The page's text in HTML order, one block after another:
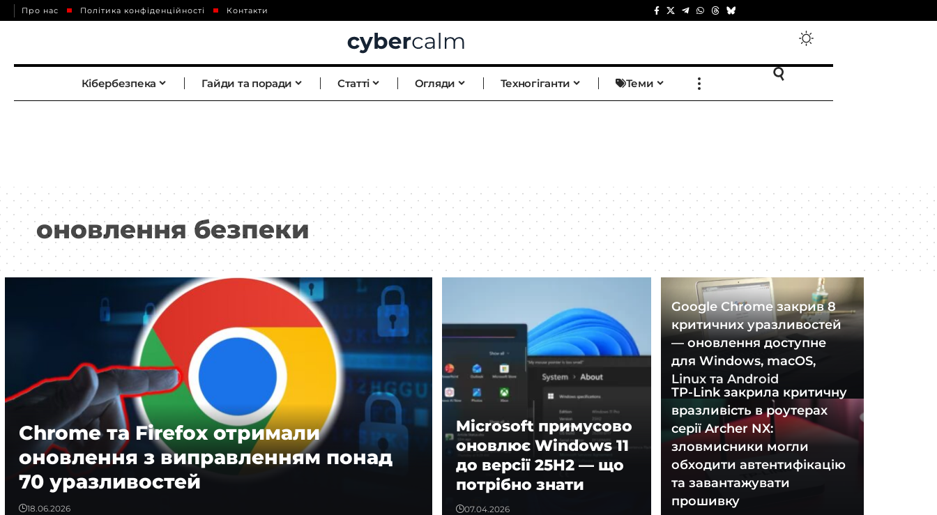
Про нас Політика конфіденційності Контакти
Кібербезпека Гайди та поради Статті Огляди Техногіганти Теми
оновлення безпеки
Chrome та Firefox отримали
оновлення з виправленням понад
70 уразливостей
18.06.2026
Microsoft примусово
оновлює Windows 11
до версії 25H2 — що
потрібно знати
07.04.2026
Google Chrome закрив 8
критичних уразливостей
— оновлення доступне
для Windows, macOS,
Linux та Android
TP-Link закрила критичну
вразливість в роутерах
серії Archer NX:
зловмисники могли
обходити автентифікацію
та завантажувати
прошивку